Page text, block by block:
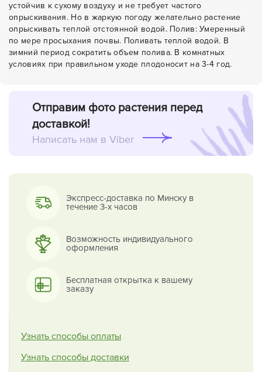
устойчив к сухому воздуху и не требует частого
опрыскивания. Но в жаркую погоду желательно растение
опрыскивать теплой отстоянной водой. Полив: Умеренный
по мере просыхания почвы. Поливать теплой водой. В
зимний период сократить объем полива. В комнатных
условиях при правильном уходе плодоносит на 3-4 год.
Отправим фото растения перед
доставкой!
Написать нам в Viber
Экспресс-доставка по Минску в
течение 3-х часов
Возможность индивидуального
оформления
Бесплатная открытка к вашему
заказу
Узнать способы оплаты
Узнать способы доставки